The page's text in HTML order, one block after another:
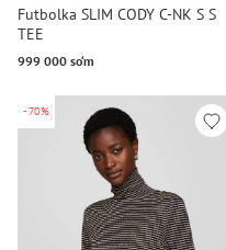
Futbolka SLIM CODY C-NK S S
TEE
999 000 so‘m
-70%